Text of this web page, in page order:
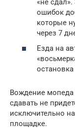
«не
ошибок
которые
через 7
Езда на
Вождение мопеда
сдавать не
исключительно
площадке.